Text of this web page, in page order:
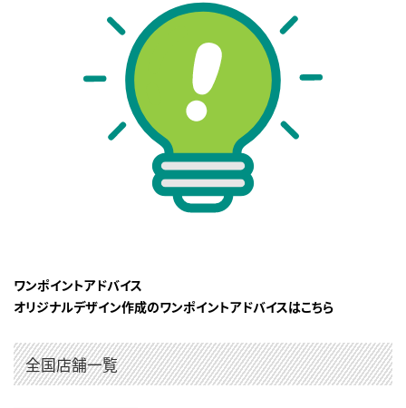
ワンポイントアドバイス
オリジナルデザイン作成のワンポイントアドバイスはこちら
全国店舗一覧